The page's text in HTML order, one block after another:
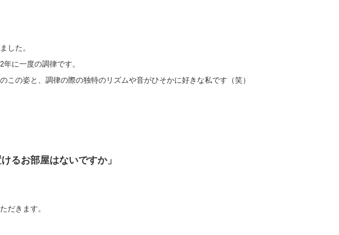
した。
に一度の調律です。
この姿と、調律の際の独特のリズムや音がひそかに好きな私です（笑）
るお部屋はないですか」
だきます。